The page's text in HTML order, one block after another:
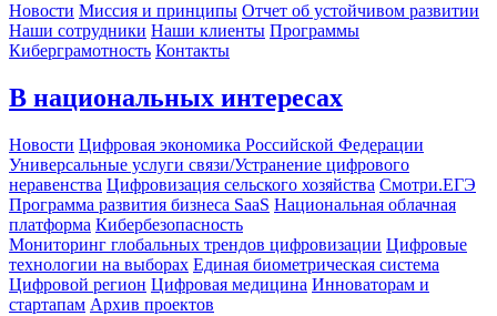
Новости Миссия и принципы Отчет об устойчивом развитии
Наши сотрудники Наши клиенты Программы
Киберграмотность Контакты
В национальных интересах
Новости Цифровая экономика Российской Федерации
Универсальные услуги связи/Устранение цифрового
неравенства Цифровизация сельского хозяйства Смотри.ЕГЭ
Программа развития бизнеса SaaS Национальная облачная
платформа Кибербезопасность
Мониторинг глобальных трендов цифровизации Цифровые
технологии на выборах Единая биометрическая система
Цифровой регион Цифровая медицина Инноваторам и
стартапам Архив проектов